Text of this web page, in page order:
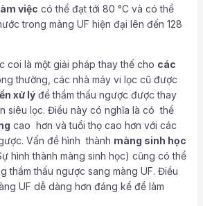
việc có thể đạt tới 80 °C và có thể
trong màng UF hiện đại lên đến 128
coi là một giải pháp thay thế cho các
thường, các nhà máy vi lọc cũ được
xử lýđể thẩm thấu ngược được thay
siêu lọc. Điều này có nghĩa là có thể
cao hơn và tuổi thọ cao hơn với các
Vấn đề hình thành màng sinh học
hình thành màng sinh học) cũng có thể
thẩm thấu ngược sang màng UF. Điều
UF dễ dàng hơn đáng kể để làm